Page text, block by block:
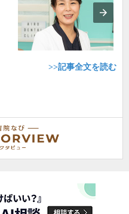
>>記事全文を読む